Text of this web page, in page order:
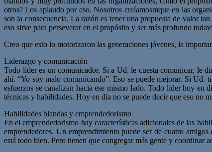
otros? Los aplaudo por eso. Nosotros creíamosmque en las
son la consecuencia. La razón es tener una propuesta de valor
eso sirve para perseverar en el propósito y ser más profundo
Creo que esto lo motorizaron las generaciones jóvenes, la
Liderazgo y comunicación
Todo líder es un comunicador. Si a Ud. le cuesta comunicar, le
ahí. “Yo soy malo comunicando”. Eso se puede mejorar. Si Ud.
esfuerzos se canalizan hacia ese mismo lado. Todo líder hoy en
técnicas y habilidades. Hoy en día no se puede decir que eso no
Habilidades blandas y emprendedorismo
En el emprendedorismo hay características adicionales de las
emprendedores. Un emprendimiento puede ser de cuatro
está todo bien. Pero tienen que congregar más gente y coordinar